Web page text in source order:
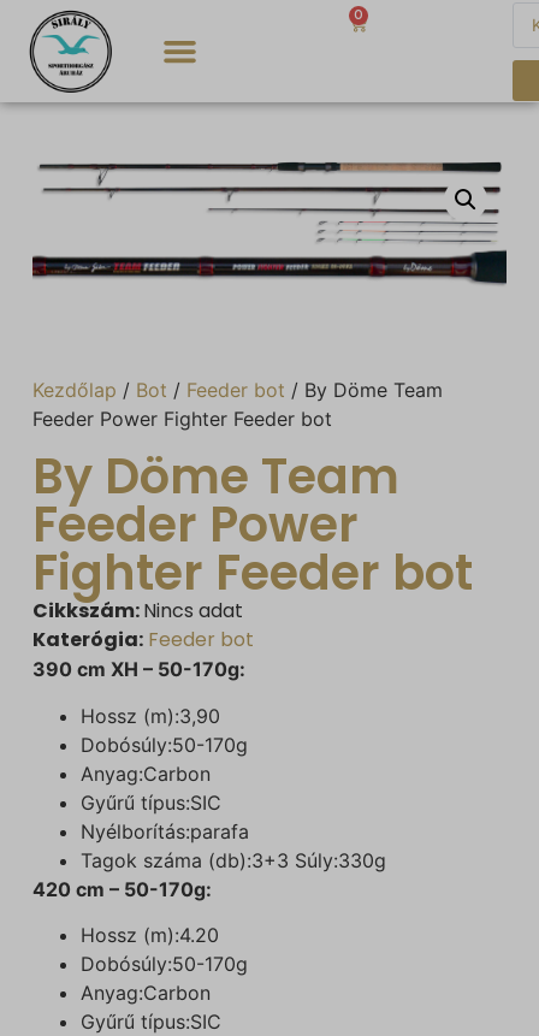
Ft 0
Kezdőlap / Bot / Feeder bot / By Döme Team
Feeder Power Fighter Feeder bot
By Döme Team
Feeder Power
Fighter Feeder bot
Cikkszám:Nincs adat
Katerógia: Feeder bot
390 cm XH – 50-170g:
Hossz (m):3,90
Dobósúly:50-170g
Anyag:Carbon
Gyűrű típus:SIC
Nyélborítás:parafa
Tagok száma (db):3+3 Súly:330g
420 cm – 50-170g:
Hossz (m):4.20
Dobósúly:50-170g
Anyag:Carbon
Gyűrű típus:SIC